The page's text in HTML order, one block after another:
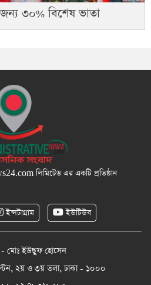
৩০% বিশেষ ভাতা
লিমিটেড এর একটি প্রতিষ্ঠান
ইন্সটাগ্রাম ইউটিউব
মোঃ ইউছুফ হোসেন
২য় ও ৩য় তলা, ঢাকা - ১০০০